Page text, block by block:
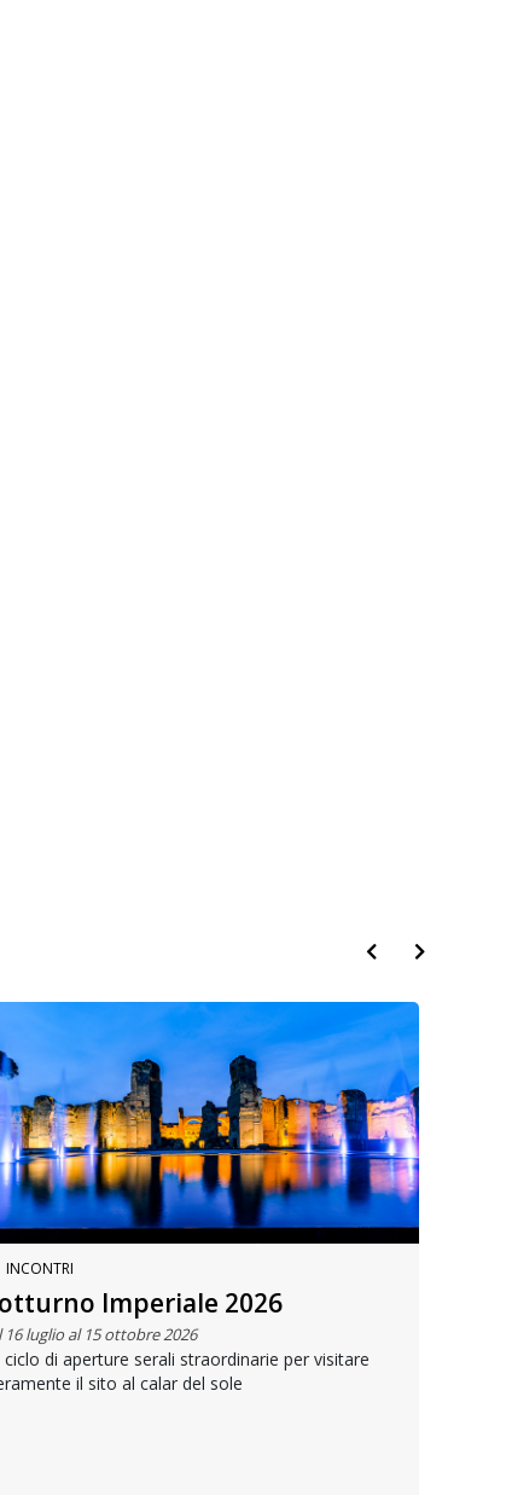
INCONTRI
Imperiale 2026
16 luglio al 15 ottobre 2026
ciclo di aperture serali straordinarie per visitare
il sito al calar del sole